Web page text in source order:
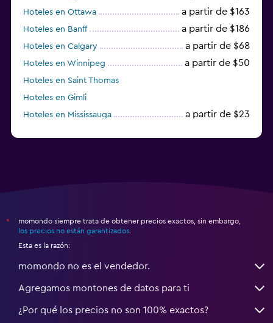
Hoteles en Ottawa a partir de $163
Hoteles en Banff a partir de $186
Hoteles en Calgary a partir de $68
Hoteles en Winnipeg a partir de $50
Hoteles en Saint Thomas
Hoteles en Gimli
Hoteles en Mississauga
a partir de $23
*
momondo siempre trata de obtener precios exactos, sin embargo,
los precios no están garantizados
Esta es la razón:
momondo no es el vendedor.
Agregamos montones de datos para ti
¿Por qué los precios no son 100% exactos?